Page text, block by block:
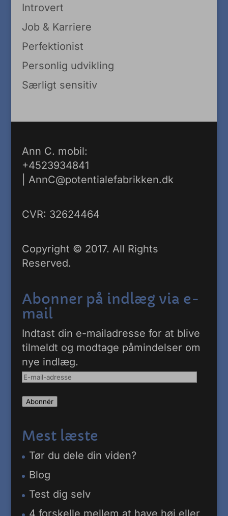
Introvert
Job & Karriere
Perfektionist
Personlig udvikling
Særligt sensitiv
Ann C. mobil:
+4523934841
AnnC@potentialefabrikken.dk
CVR: 32624464
Copyright © 2017. All Rights
Reserved.
Abonner på indlæg via e-
mail
Indtast din e-mailadresse for at blive
tilmeldt og modtage påmindelser om
nye indlæg.
E-
adresse
Abonnér
Mest læste
Tør du dele din viden?
Blog
Test dig selv